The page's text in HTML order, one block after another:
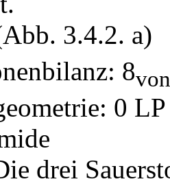
3.4.2. a)
8
0
drei